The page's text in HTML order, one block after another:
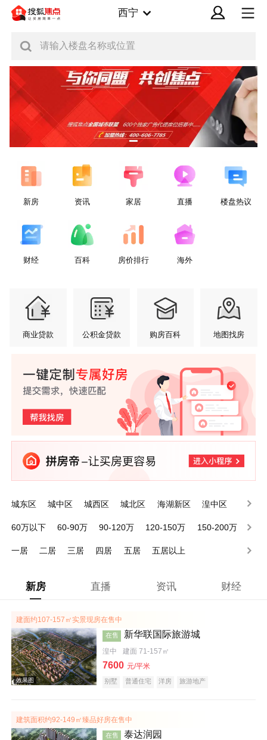
西宁
请输入楼盘名称或位置
新房 资讯 家居 直播 楼盘热议
财经 百科 房价排行 海外
商业贷款 公积金贷款 购房百科 地图找房
城东区 城中区 城西区 城北区 海湖新区
湟中区
60万以下
60-90万 90-120万 120-150万
150-200万
一居
二居 三居 四居 五居 五居以上
新房 直播 资讯 财经
建面约107-157㎡实景现房在售中
在售 新华联国际旅游城
湟中 建面 71-157㎡
7600 元/平米
别墅 普通住宅 洋房
旅游地产
建筑面积约92-149㎡臻品好房在售中
在售 泰达润园